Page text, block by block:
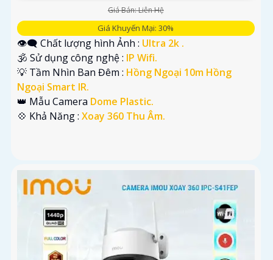
Giá Bán: Liên Hệ
Giá Khuyến Mại: 30%
👁️‍🗨 Chất lượng hình Ảnh : Ultra 2k .
🕉️ Sử dụng công nghệ : IP Wifi.
💡 Tầm Nhìn Ban Đêm : Hồng Ngoại 10m Hồng
Ngoại Smart IR.
👑 Mẫu Camera Dome Plastic.
️💠 Khả Năng : Xoay 360 Thu Âm.